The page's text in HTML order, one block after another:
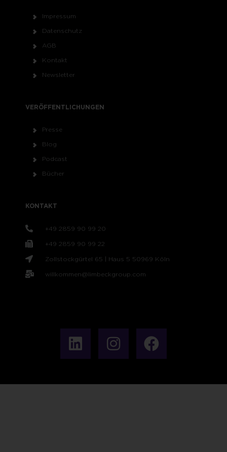
Impressum
Datenschutz
AGB
Kontakt
Newsletter
VERÖFFENTLICHUNGEN
Presse
Blog
Podcast
Bücher
KONTAKT
+49 2859 90 99 20
+49 2859 90 99 22
Zollstockgürtel 65 | Haus 5 50969 Köln
willkommen@limbeckgroup.com